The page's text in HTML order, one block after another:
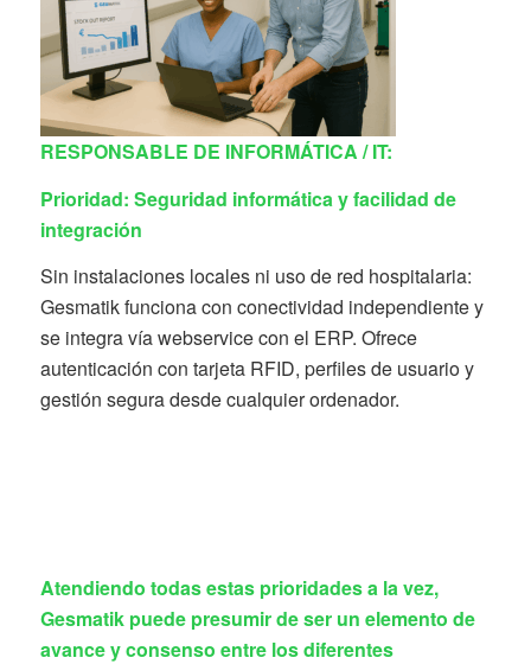
RESPONSABLE DE INFORMÁTICA / IT:
Prioridad: Seguridad informática y facilidad de
integración
Sin instalaciones locales ni uso de red hospitalaria:
Gesmatik funciona con conectividad independiente y
se integra vía webservice con el ERP. Ofrece
autenticación con tarjeta RFID, perfiles de usuario y
gestión segura desde cualquier ordenador.
Atendiendo todas estas prioridades a la vez,
Gesmatik puede presumir de ser un elemento de
avance y consenso entre los diferentes